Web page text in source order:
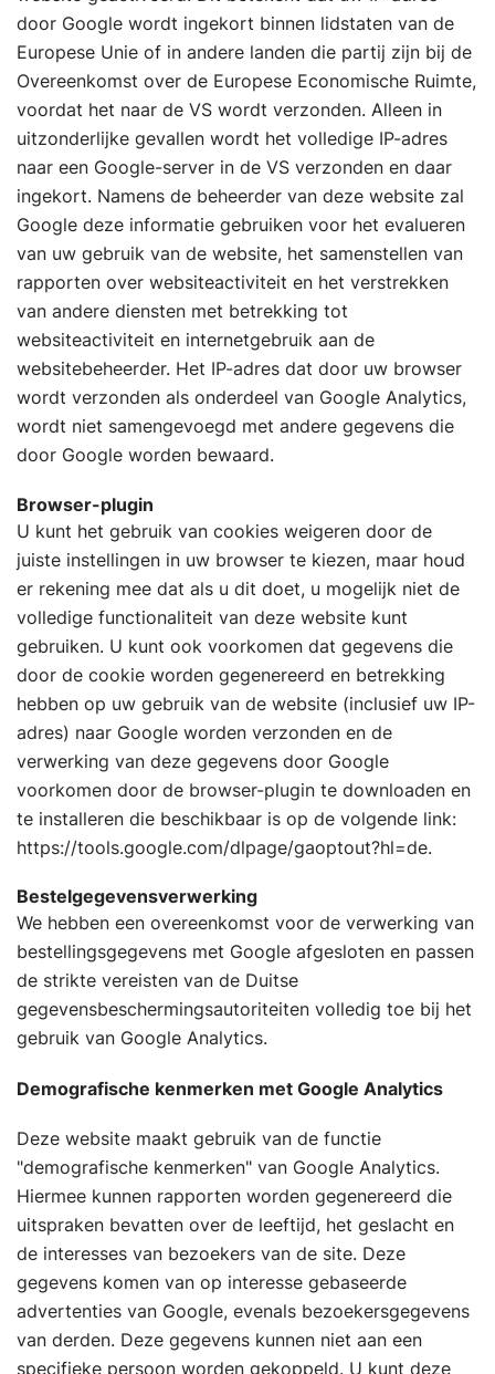
door Google wordt ingekort binnen lidstaten van de
Europese Unie of in andere landen die partij zijn bij de
Overeenkomst over de Europese Economische Ruimte,
voordat het naar de VS wordt verzonden. Alleen in
uitzonderlijke gevallen wordt het volledige IP-adres
naar een Google-server in de VS verzonden en daar
ingekort. Namens de beheerder van deze website zal
Google deze informatie gebruiken voor het evalueren
van uw gebruik van de website, het samenstellen van
rapporten over websiteactiviteit en het verstrekken
van andere diensten met betrekking tot
websiteactiviteit en internetgebruik aan de
websitebeheerder. Het IP-adres dat door uw browser
wordt verzonden als onderdeel van Google Analytics,
wordt niet samengevoegd met andere gegevens die
door Google worden bewaard.
Browser-plugin
U kunt het gebruik van cookies weigeren door de
juiste instellingen in uw browser te kiezen, maar houd
er rekening mee dat als u dit doet, u mogelijk niet de
volledige functionaliteit van deze website kunt
gebruiken. U kunt ook voorkomen dat gegevens die
door de cookie worden gegenereerd en betrekking
hebben op uw gebruik van de website (inclusief uw IP-
adres) naar Google worden verzonden en de
verwerking van deze gegevens door Google
voorkomen door de browser-plugin te downloaden en
te installeren die beschikbaar is op de volgende link:
https://tools.google.com/dlpage/gaoptout?hl=de.
Bestelgegevensverwerking
We hebben een overeenkomst voor de verwerking van
bestellingsgegevens met Google afgesloten en passen
de strikte vereisten van de Duitse
gegevensbeschermingsautoriteiten volledig toe bij het
gebruik van Google Analytics.
Demografische kenmerken met Google Analytics
Deze website maakt gebruik van de functie
"demografische kenmerken" van Google Analytics.
Hiermee kunnen rapporten worden gegenereerd die
uitspraken bevatten over de leeftijd, het geslacht en
de interesses van bezoekers van de site. Deze
gegevens komen van op interesse gebaseerde
advertenties van Google, evenals bezoekersgegevens
van derden. Deze gegevens kunnen niet aan een
specifieke persoon worden gekoppeld. U kunt deze